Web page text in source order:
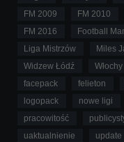
FM 2009
FM 2010
FM 2016
Football
Liga Mistrzów
Miles
Widzew Łódź
Włochy
facepack
felieton
logopack
nowe ligi
pracowitość
uaktualnienie
update